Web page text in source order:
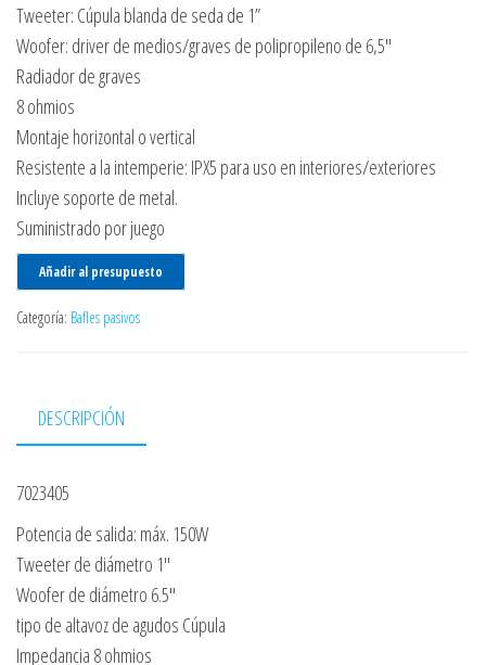
Tweeter: Cúpula blanda de seda de 1”
Woofer: driver de medios/graves de polipropileno de 6,5″
Radiador de graves
8 ohmios
Montaje horizontal o vertical
Resistente a la intemperie: IPX5 para uso en interiores/exteriores
Incluye soporte de metal.
Suministrado por juego
Añadir al presupuesto
Categoría: Bafles pasivos
DESCRIPCIÓN
7023405
Potencia de salida: máx. 150W
Tweeter de diámetro 1″
Woofer de diámetro 6.5″
tipo de altavoz de agudos Cúpula
Impedancia 8 ohmios